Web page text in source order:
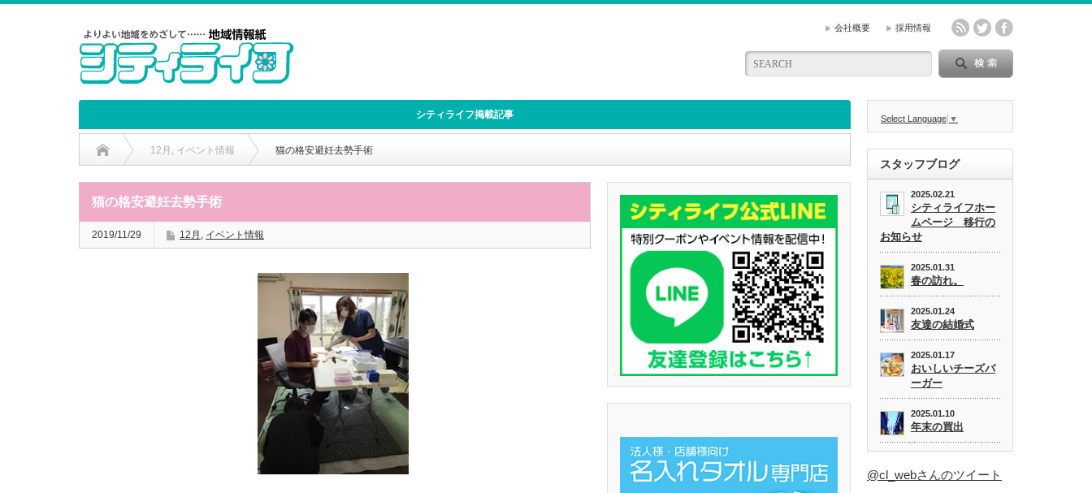
会社概要 採用情報
シティライフ掲載記事
12月 , イベント情報 猫の格安避妊去勢手術
猫の格安避妊去勢手術
2019/11/29 12月 , イベント情報
Select Language ▼
スタッフブログ
2025.02.21
シティライフホー
ムページ 移行の
お知らせ
2025.01.31
春の訪れ。
2025.01.24
友達の結婚式
2025.01.17
おいしいチーズバ
ーガー
2025.01.10
年末の買出
@cl_webさんのツイート